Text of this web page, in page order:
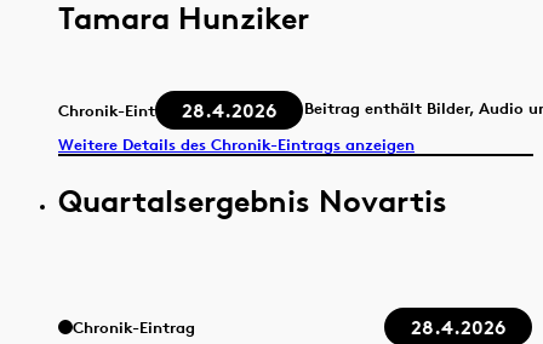
Tamara Hunziker
Chronik-Eintrag 28.4.2026
Beitrag enthält Bilder, Audio
Weitere Details des Chronik-Eintrags anzeigen
Quartalsergebnis Novartis
Chronik-Eintrag 28.4.2026